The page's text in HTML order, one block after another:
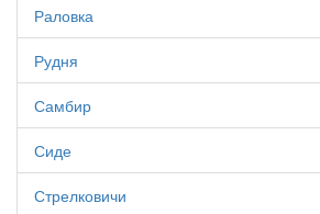
Раловка
Рудня
Самбир
Сиде
Стрелковичи